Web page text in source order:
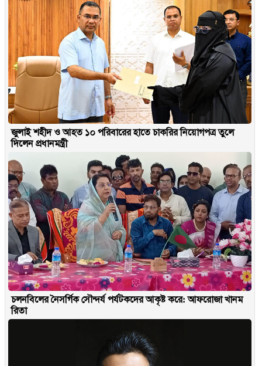
জুলাই শহীদ ও আহত ১০ পরিবারের হাতে চাকরির নিয়োগপত্র তুলে
দিলেন প্রধানমন্ত্রী
চলনবিলের নৈসর্গিক সৌন্দর্য পর্যটকদের আকৃষ্ট করে: আফরোজা খানম
রিতা